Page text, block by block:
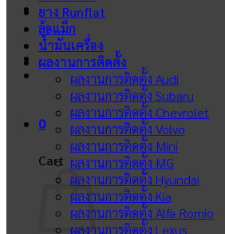
0
Cart
ยาง Runflat
ล้อแม็ก
น้ำมันเครื่อง
ผลงานการติดตั้ง
ผลงานการติดตั้ง Audi
ผลงานการติดตั้ง Subaru
ผลงานการติดตั้ง Chevrolet
ผลงานการติดตั้ง Volvo
ผลงานการติดตั้ง Mini
ผลงานการติดตั้ง MG
ผลงานการติดตั้ง Hyundai
ผลงานการติดตั้ง Kia
ผลงานการติดตั้ง Alfa Romio
ผลงานการติดตั้ง Lexus